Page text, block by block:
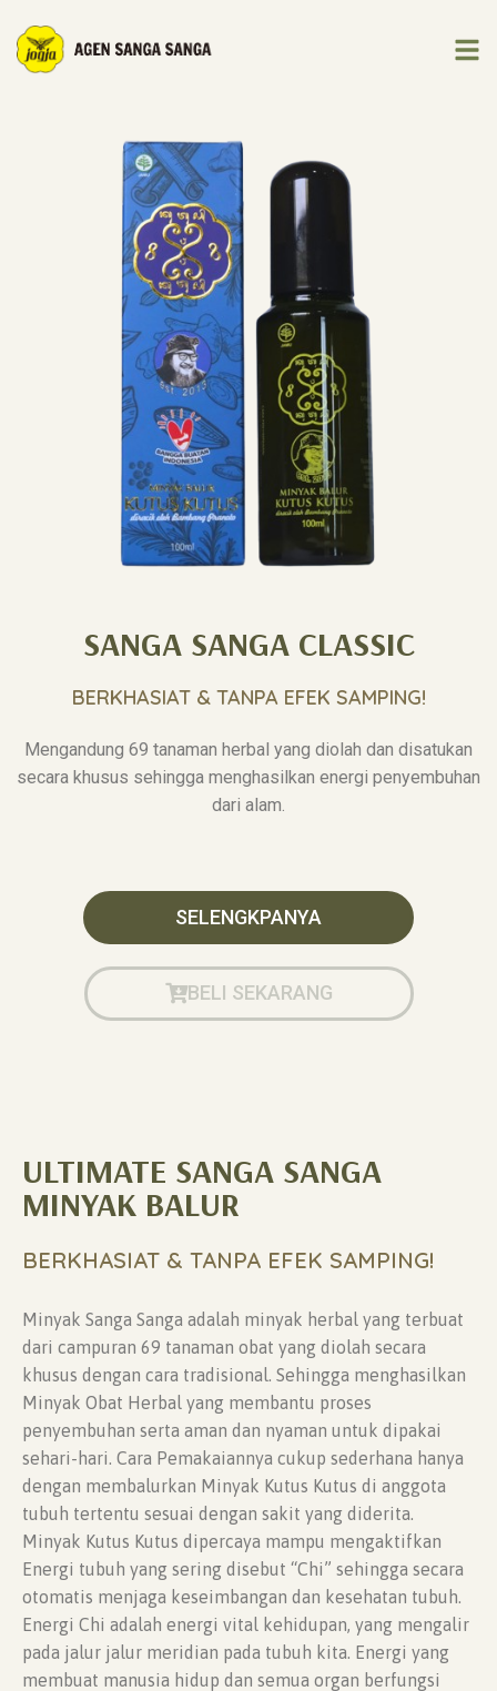
SANGA SANGA CLASSIC
BERKHASIAT & TANPA EFEK SAMPING!
Mengandung 69 tanaman herbal yang diolah dan disatukan
secara khusus sehingga menghasilkan energi penyembuhan
dari alam.
SELENGKPANYA
BELI SEKARANG
ULTIMATE SANGA SANGA
MINYAK BALUR
BERKHASIAT & TANPA EFEK SAMPING!
Minyak Sanga Sanga adalah minyak herbal yang terbuat
dari campuran 69 tanaman obat yang diolah secara
khusus dengan cara tradisional. Sehingga menghasilkan
Minyak Obat Herbal yang membantu proses
penyembuhan serta aman dan nyaman untuk dipakai
sehari-hari. Cara Pemakaiannya cukup sederhana hanya
dengan membalurkan Minyak Kutus Kutus di anggota
tubuh tertentu sesuai dengan sakit yang diderita.
Minyak Kutus Kutus dipercaya mampu mengaktifkan
Energi tubuh yang sering disebut “Chi” sehingga secara
otomatis menjaga keseimbangan dan kesehatan tubuh.
Energi Chi adalah energi vital kehidupan, yang mengalir
pada jalur jalur meridian pada tubuh kita. Energi yang
membuat manusia hidup dan semua organ berfungsi